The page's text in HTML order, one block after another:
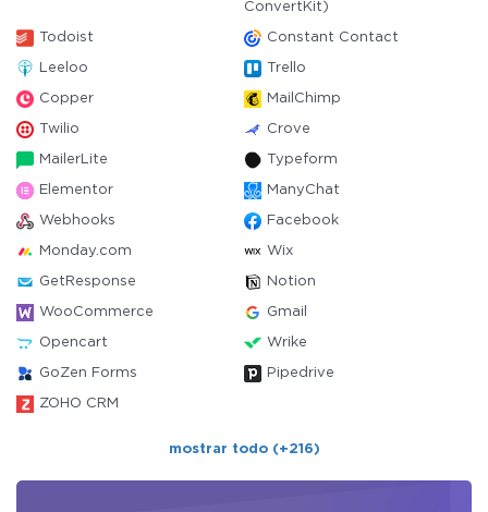
ConvertKit)
Todoist Constant Contact
Leeloo Trello
Copper MailChimp
Twilio Crove
MailerLite Typeform
Elementor ManyChat
Webhooks Facebook
Monday.com Wix
GetResponse Notion
WooCommerce Gmail
Opencart Wrike
GoZen Forms Pipedrive
ZOHO CRM
mostrar todo (+216)